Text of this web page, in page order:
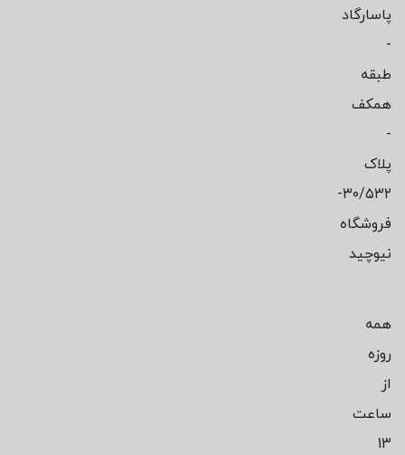
پاسارگاد
-
طبقه
همکف
-
پلاک
۳۰/۵۳۲-
فروشگاه
نیوچید
همه
روزه
از
ساعت
13